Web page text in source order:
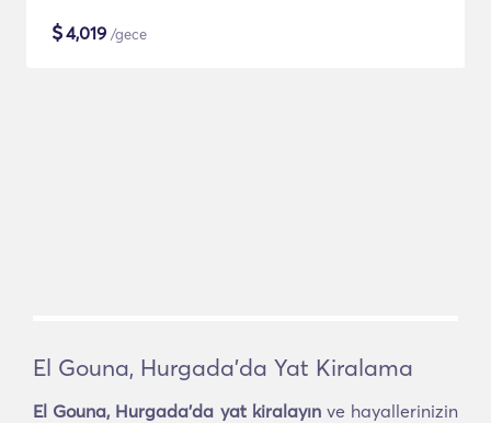
$4,019 /gece
El Gouna, Hurgada'da Yat Kiralama
El Gouna, Hurgada'da yat kiralayınve hayallerinizin